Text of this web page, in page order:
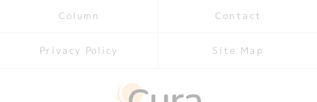
Column Contact
Privacy Policy Site Map